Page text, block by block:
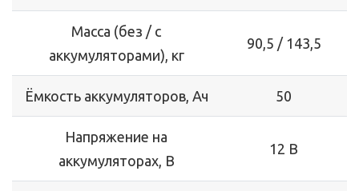
Масса (без / с
аккумуляторами), кг
90,5 / 143,5
Ёмкость аккумуляторов, Ач 50
Напряжение на
аккумуляторах, В
12 В